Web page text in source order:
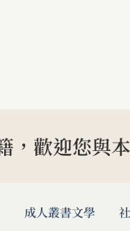
，歡迎您與
成人叢書文學